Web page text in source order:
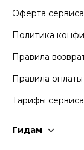
Оферта сервиса
Политика
Правила
Правила оплаты
Тарифы сервиса
Гидам